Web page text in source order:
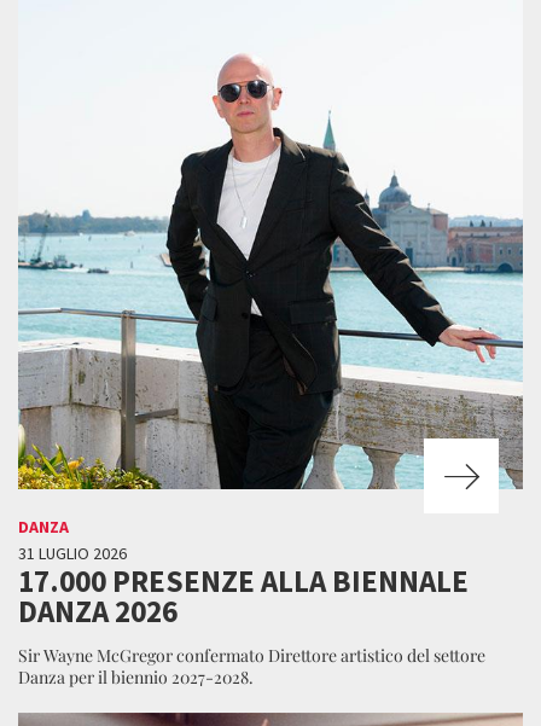
DANZA
31 LUGLIO 2026
17.000 PRESENZE ALLA BIENNALE
DANZA 2026
Sir Wayne McGregor confermato Direttore artistico del settore
Danza per il biennio 2027-2028.